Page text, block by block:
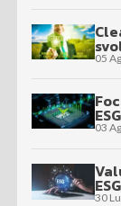
05
03
30